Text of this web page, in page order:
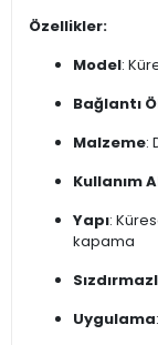
Özellikler:
Model:
Bağlantı
Malzeme:
Kullanım
Yapı:
kapama
Uygulama